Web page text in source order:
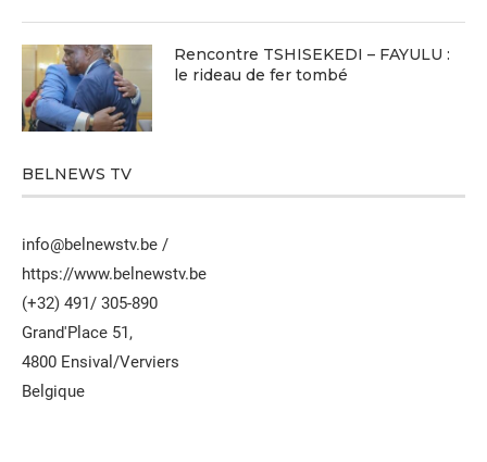
Rencontre TSHISEKEDI – FAYULU :
le rideau de fer tombé
BELNEWS TV
info@belnewstv.be /
https://www.belnewstv.be
(+32) 491/ 305-890
Grand'Place 51,
4800 Ensival/Verviers
Belgique